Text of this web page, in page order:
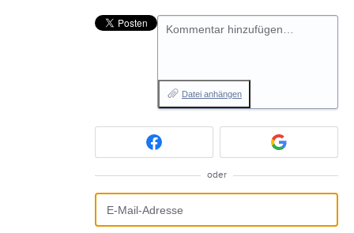
Kommentar hinzufügen…
Datei anhängen
oder